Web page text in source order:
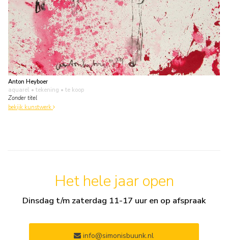
Anton Heyboer
aquarel • tekening • te koop
Zonder titel
bekijk kunstwerk
Het hele jaar open
Dinsdag t/m zaterdag 11-17 uur en op afspraak
info@simonisbuunk.nl